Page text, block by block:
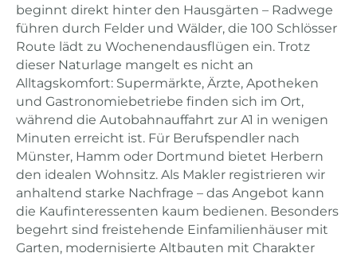
beginnt direkt hinter den Hausgärten – Radwege
führen durch Felder und Wälder, die 100 Schlösser
Route lädt zu Wochenendausflügen ein. Trotz
dieser Naturlage mangelt es nicht an
Alltagskomfort: Supermärkte, Ärzte, Apotheken
und Gastronomiebetriebe finden sich im Ort,
während die Autobahnauffahrt zur A1 in wenigen
Minuten erreicht ist. Für Berufspendler nach
Münster, Hamm oder Dortmund bietet Herbern
den idealen Wohnsitz. Als Makler registrieren wir
anhaltend starke Nachfrage – das Angebot kann
die Kaufinteressenten kaum bedienen. Besonders
begehrt sind freistehende Einfamilienhäuser mit
Garten, modernisierte Altbauten mit Charakter